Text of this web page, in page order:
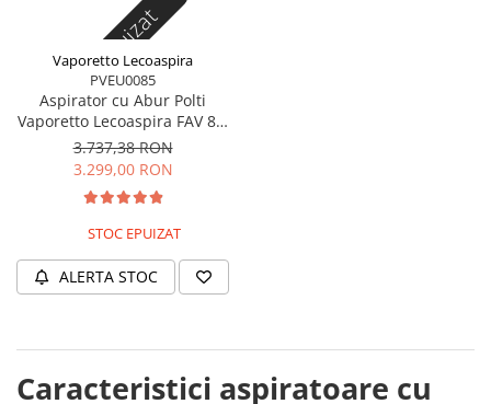
Stoc epuizat
Vaporetto Lecoaspira
PVEU0085
Aspirator cu Abur Polti
Vaporetto Lecoaspira FAV 80,
2450 W, Cu Functie de Spalare
/Uscare si Filtrare prin Apa,
Alb/Verde
3.737,38 RON
3.299,00 RON
STOC EPUIZAT
ALERTA STOC
Caracteristici aspiratoare cu